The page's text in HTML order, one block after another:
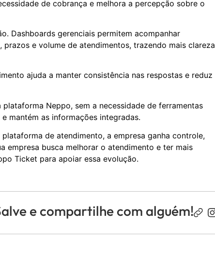
de cobrança e melhora a percepção sobre o
Dashboards gerenciais permitem acompanhar
e volume de atendimentos, trazendo mais clareza
ajuda a manter consistência nas respostas e reduz
Neppo, sem a necessidade de ferramentas
mantém as informações integradas.
de atendimento, a empresa ganha controle,
empresa busca melhorar o atendimento e ter mais
Ticket para apoiar essa evolução.
e compartilhe com alguém!